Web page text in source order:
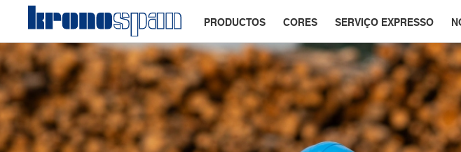
PRODUCTOS CORES SERVIÇO EXPRESSO